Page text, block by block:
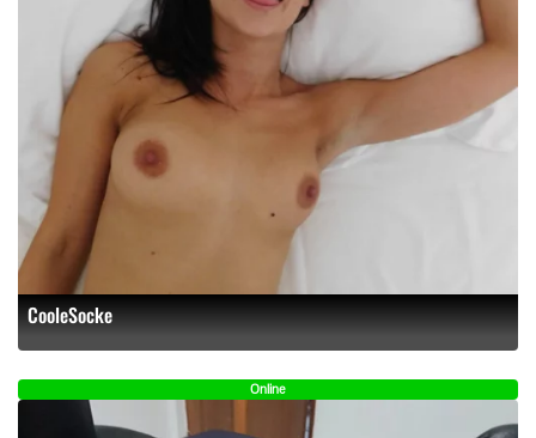
CooleSocke
Online